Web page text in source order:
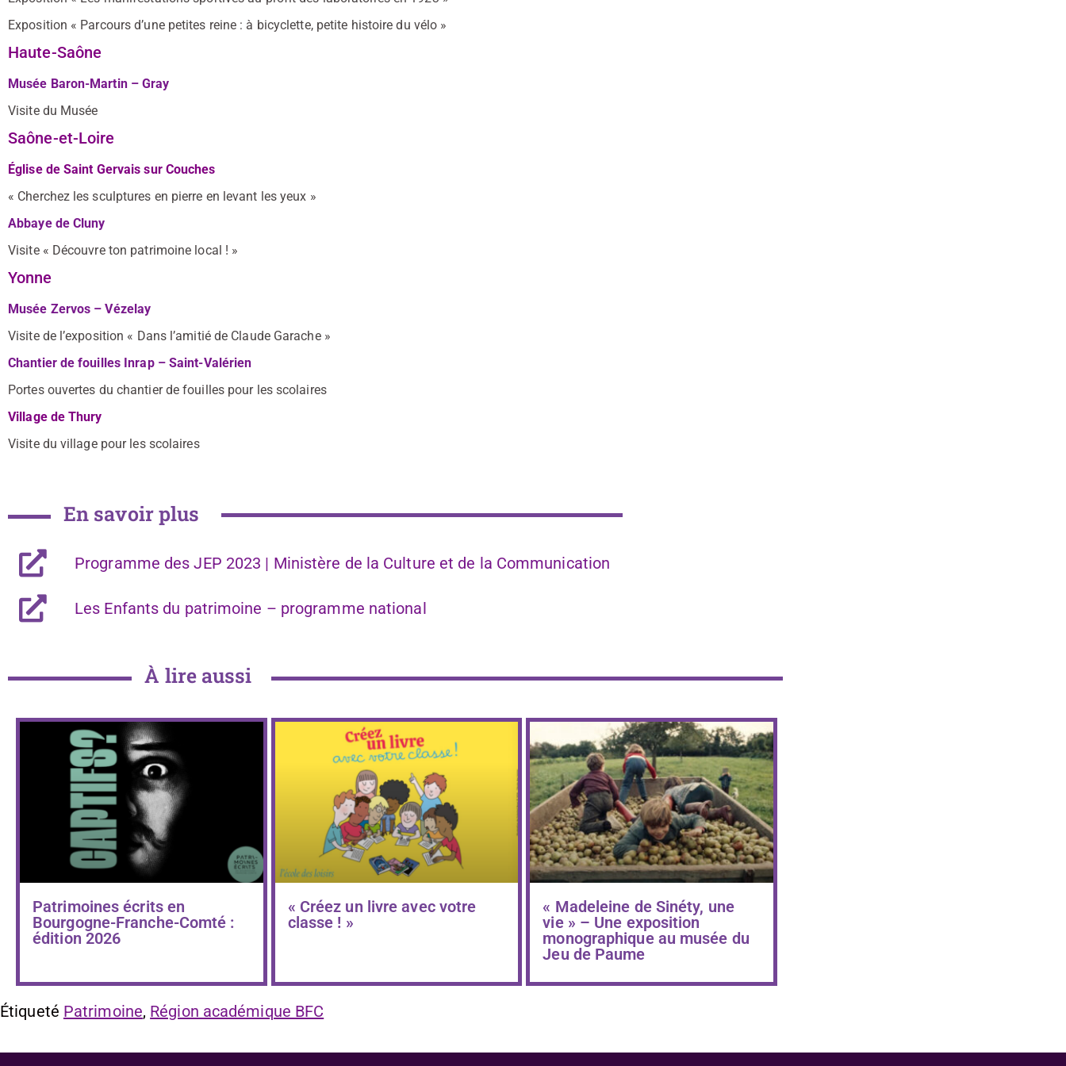
Exposition « Parcours d’une petites reine : à bicyclette, petite histoire du vélo »
Haute-Saône
Musée Baron-Martin – Gray
Visite du Musée
Saône-et-Loire
Église de Saint Gervais sur Couches
« Cherchez les sculptures en pierre en levant les yeux »
Abbaye de Cluny
Visite « Découvre ton patrimoine local ! »
Yonne
Musée Zervos – Vézelay
Visite de l’exposition « Dans l’amitié de Claude Garache »
Chantier de fouilles Inrap – Saint-Valérien
Portes ouvertes du chantier de fouilles pour les scolaires
Village de Thury
Visite du village pour les scolaires
En savoir plus
Programme des JEP 2023 | Ministère de la Culture et de la Communication
Les Enfants du patrimoine – programme national
À lire aussi
Patrimoines écrits en
Bourgogne-Franche-Comté :
édition 2026
« Créez un livre avec votre
classe ! »
« Madeleine de Sinéty, une
vie » – Une exposition
monographique au musée du
Jeu de Paume
Étiqueté Patrimoine, Région académique BFC